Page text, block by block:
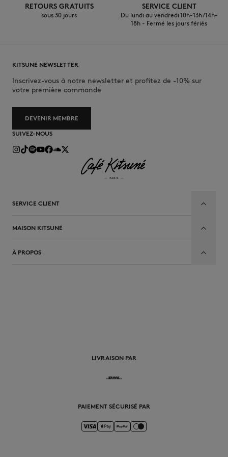
RETOURS GRATUITS
sous 30 jours
SERVICE CLIENT
Du lundi au vendredi 10h-13h/14h-
18h - Fermé les jours fériés
KITSUNÉ NEWSLETTER
Inscrivez-vous à notre newsletter et profitez de -10% sur
votre première commande
DEVENIR MEMBRE
SUIVEZ-NOUS
SERVICE CLIENT
MAISON KITSUNÉ
À PROPOS
LIVRAISON PAR
PAIEMENT SÉCURISÉ PAR